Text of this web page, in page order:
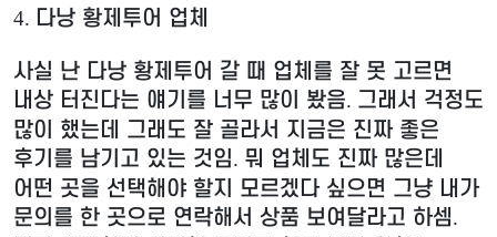
4. 다낭 황제투어 업체
사실 난 다낭 황제투어 갈 때 업체를 잘 못 고르면
내상 터진다는 얘기를 너무 많이 봤음. 그래서 걱정도
많이 했는데 그래도 잘 골라서 지금은 진짜 좋은
후기를 남기고 있는 것임. 뭐 업체도 진짜 많은데
어떤 곳을 선택해야 할지 모르겠다 싶으면 그냥 내가
문의를 한 곳으로 연락해서 상품 보여달라고 하셈.